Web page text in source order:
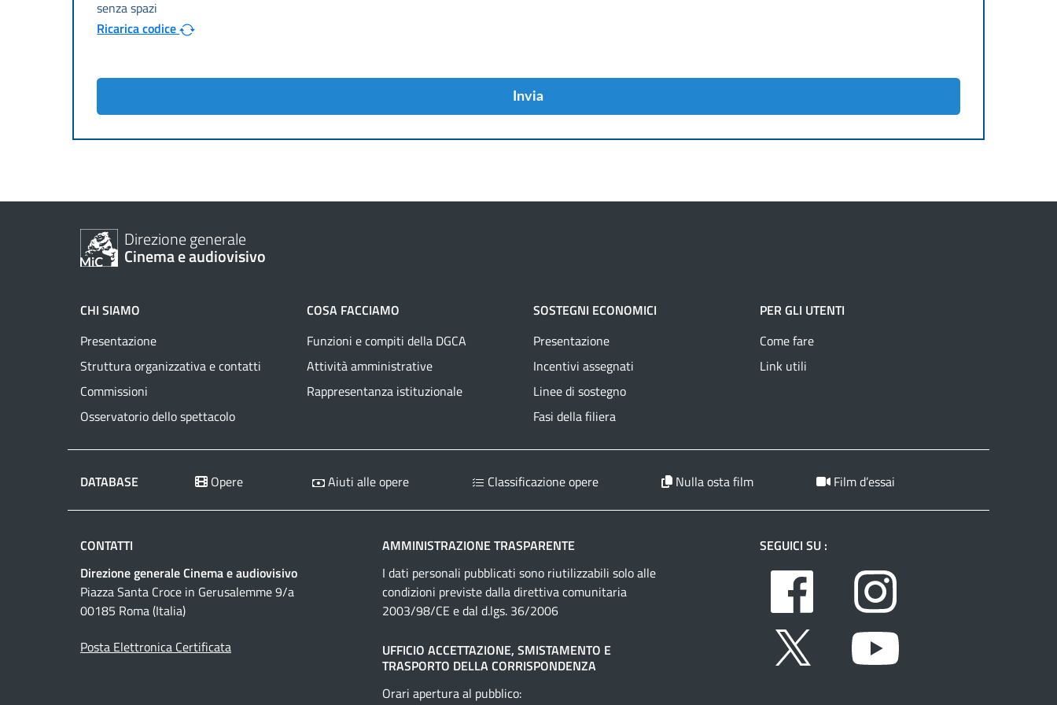
Ricarica codice
Invia
Direzione generale
Cinema e audiovisivo
CHI SIAMO
Presentazione
Struttura organizzativa e contatti
Commissioni
Osservatorio dello spettacolo
COSA FACCIAMO
Funzioni e compiti della DGCA
Attività amministrative
Rappresentanza istituzionale
SOSTEGNI ECONOMICI
Presentazione
Incentivi assegnati
Linee di sostegno
Fasi della filiera
PER GLI UTENTI
Come fare
Link utili
DATABASE Opere Aiuti alle opere Classificazione opere Nulla osta film Film d’essai
CONTATTI
Direzione generale Cinema e audiovisivo
Piazza Santa Croce in Gerusalemme 9/a
00185 Roma (Italia)
Posta Elettronica Certificata
AMMINISTRAZIONE TRASPARENTE
I dati personali pubblicati sono riutilizzabili solo alle
condizioni previste dalla direttiva comunitaria
2003/98/CE e dal d.lgs. 36/2006
UFFICIO ACCETTAZIONE, SMISTAMENTO E
TRASPORTO DELLA CORRISPONDENZA
Orari apertura al pubblico:
SEGUICI SU :
Facebook
Twitter